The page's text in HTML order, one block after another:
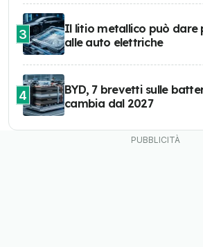
3
Il litio metallico può dare
alle auto elettriche
4
BYD, 7 brevetti sulle
cambia dal 2027